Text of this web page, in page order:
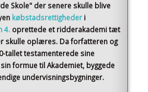
Skole" der senere skulle blive
købstadsrettigheder i
4. oprettede et ridderakademi tæt
skulle oplæres. Da forfatteren og
tallet testamenterede sine
formue til Akademiet, byggede
undervisningsbygninger.